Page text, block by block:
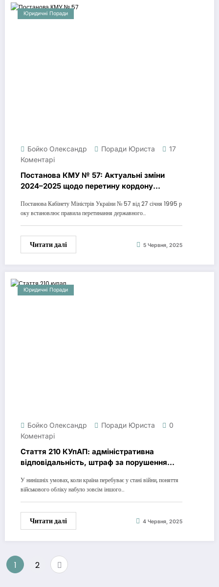
Юридичні Поради
Бойко Олександр Поради Юриста
17
Коментарі
Постанова КМУ № 57: Актуальні зміни
2024–2025 щодо перетину кордону
Постанова Кабінету Міністрів України № 57 від 27 січня 1995 р
оку встановлює правила перетинання державного…
Читати далі 5 Червня, 2025
Юридичні Поради
Бойко Олександр Поради Юриста
0
Коментарі
Стаття 210 КУпАП: адміністративна
відповідальність, штраф за порушення
зміна місця проживання
У нинішніх умовах, коли країна перебуває у стані війни, поняття
військового обліку набуло зовсім іншого…
Читати далі 4 Червня, 2025
Пагінація
1 2